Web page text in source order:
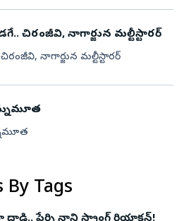
చిరంజీవి, నాగార్జున మల్టీస్టారర్
నాగార్జున మల్టీస్టారర్
By Tags